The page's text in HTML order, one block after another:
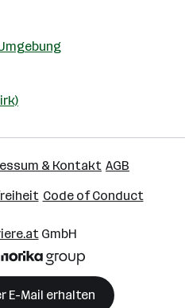
& Kontakt AGB
Code of Conduct
GmbH
E-Mail erhalten